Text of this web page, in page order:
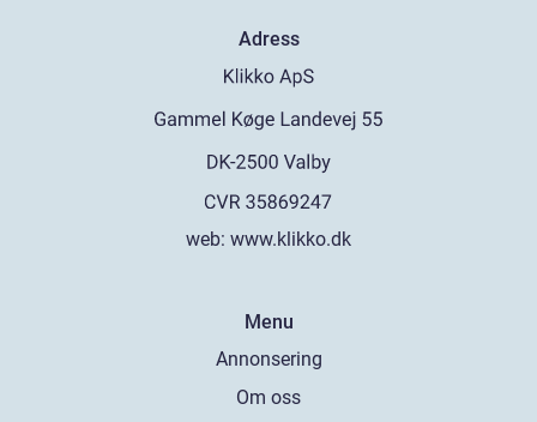
Adress
web: www.klikko.dk
Menu
Annonsering
Om oss